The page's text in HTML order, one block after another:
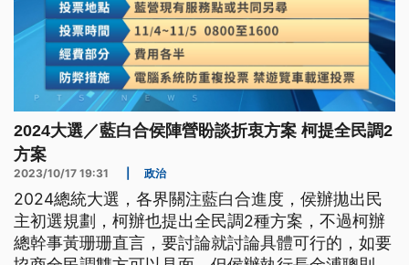
2024大選／藍白合侯陣營盼談折衷方案 柯提全民調2
方案
2023/10/17 19:31 政治
2024總統大選，各界關注藍白合進度，侯辦拋出民
主初選規劃，柯辦也提出全民調2種方案，不過柯辦
總幹事黃珊珊直言，要討論就討論具體可行的，如要